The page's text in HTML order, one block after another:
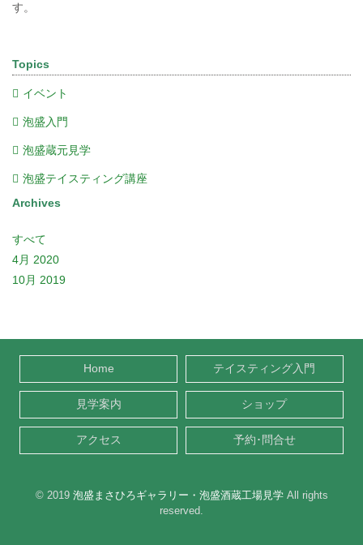
す。
Topics
イベント
泡盛入門
泡盛蔵元見学
泡盛テイスティング講座
Archives
すべて
4月 2020
10月 2019
Home テイスティング入門
見学案内 ショップ
アクセス 予約･問合せ
© 2019 泡盛まさひろギャラリー・泡盛酒蔵工場見学All rights
reserved.